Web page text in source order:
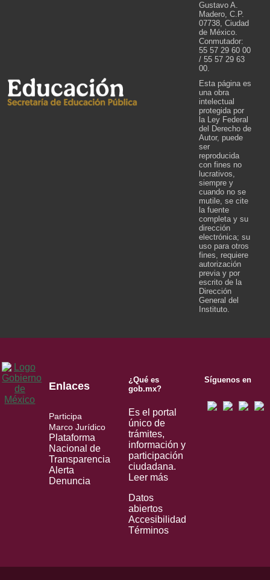
Gustavo A.
Madero, C.P.
07738, Ciudad
de México.
Conmutador:
55 57 29 60 00
/ 55 57 29 63
00.
Esta página es
una obra
intelectual
protegida por
la Ley Federal
del Derecho de
Autor, puede
ser
reproducida
con fines no
lucrativos,
siempre y
cuando no se
mutile, se cite
la fuente
completa y su
dirección
electrónica; su
uso para otros
fines, requiere
autorización
previa y por
escrito de la
Dirección
General del
Instituto.
Enlaces
Participa
Marco Jurídico
Plataforma
Nacional de
Transparencia
Alerta
Denuncia
¿Qué es
gob.mx?
Es el portal
único de
trámites,
información y
participación
ciudadana.
Leer más
Datos
abiertos
Accesibilidad
Términos
Síguenos en